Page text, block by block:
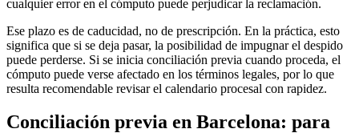
cualquier error en el cómputo puede perjudicar la reclamación.
Ese plazo es de caducidad, no de prescripción. En la práctica, esto
significa que si se deja pasar, la posibilidad de impugnar el despido
puede perderse. Si se inicia conciliación previa cuando proceda, el
cómputo puede verse afectado en los términos legales, por lo que
resulta recomendable revisar el calendario procesal con rapidez.
Conciliación previa en Barcelona: para